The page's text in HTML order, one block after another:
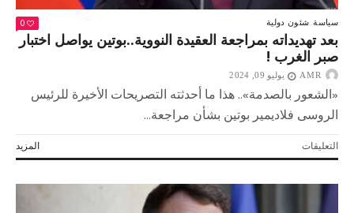
سياسة شئون دولية 0
بعد تهديداته بمراجعة العقيدة النووية..بوتين يواصل اختبار
صبر الغرب !
AMR يوليو 09, 2024
«الشعور بالصدمة».. هذا ما أحدثته التصريحات الأخيرة للرئيس
الروسى فلاديمير بوتين بشأن مراجعة...
المزيد التعليقاتعلى
بعد